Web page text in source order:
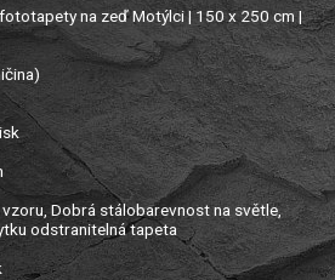
na zeď Motýlci | 150 x 250 cm |
vzoru, Dobrá stálobarevnost na světle,
odstranitelná tapeta